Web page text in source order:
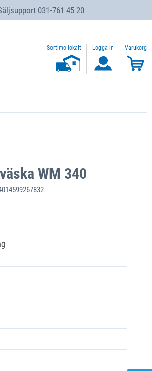
031-761 45 20
Sortimo lokalt Logga in Varukorg
WM 340